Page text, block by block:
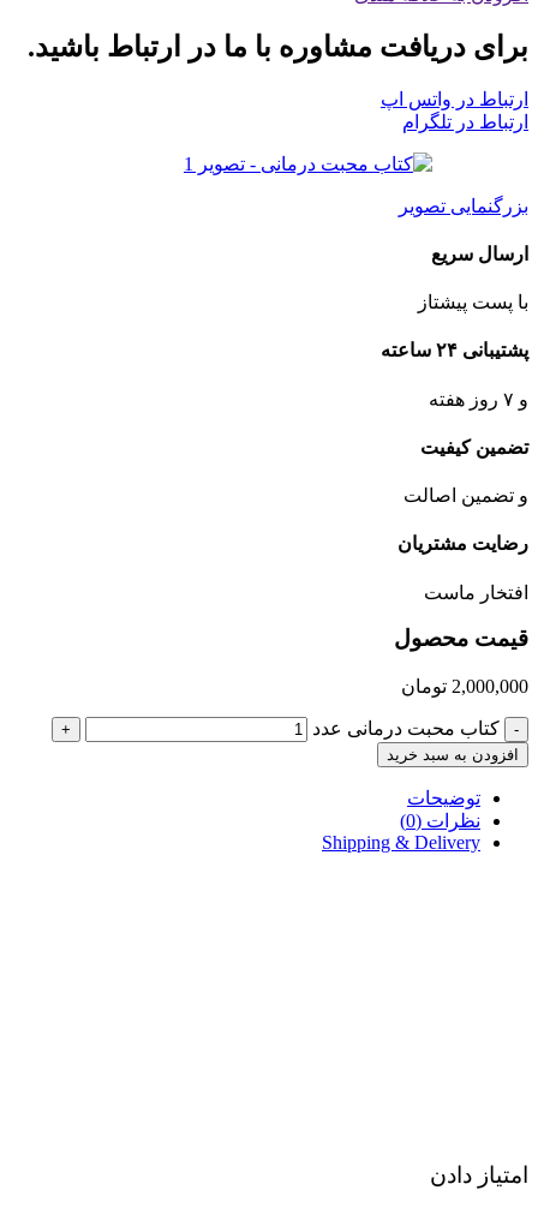
برای دریافت مشاوره با ما در ارتباط باشید.
ارتباط در واتس اپ
ارتباط در تلگرام
بزرگنمایی تصویر
ارسال سریع
با پست پیشتاز
پشتیبانی ۲۴ ساعته
و ۷ روز هفته
تضمین کیفیت
و تضمین اصالت
رضایت مشتریان
افتخار ماست
قیمت محصول
2,000,000 تومان
- کتاب محبت درمانی عدد
+
افزودن به سبد خرید
توضیحات
نظرات (0)
Shipping & Delivery
امتیاز دادن